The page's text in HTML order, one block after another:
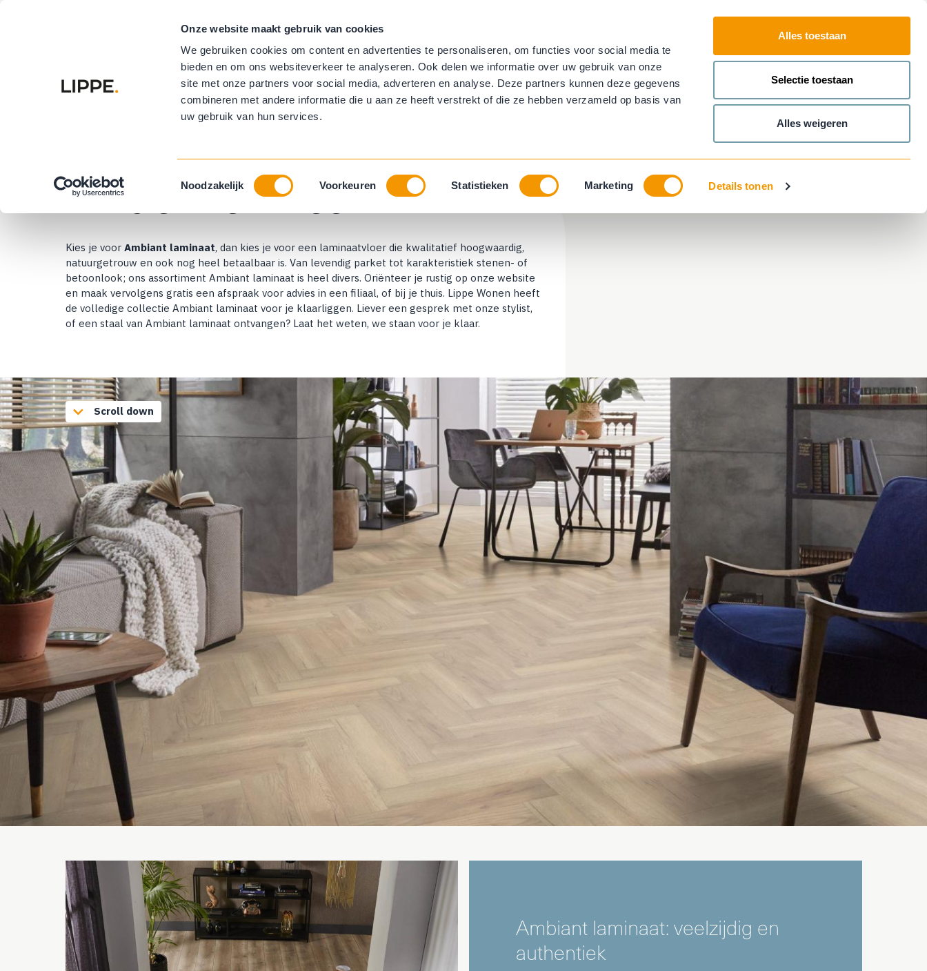
Onze website maakt gebruik van cookies
We gebruiken cookies om content en advertenties te personaliseren, om functies voor social media te
bieden en om ons websiteverkeer te analyseren. Ook delen we informatie over uw gebruik van onze
site met onze partners voor social media, adverteren en analyse. Deze partners kunnen deze gegevens
combineren met andere informatie die u aan ze heeft verstrekt of die ze hebben verzameld op basis van
uw gebruik van hun services.
Toestemmingsselectie
Noodzakelijk Voorkeuren Statistieken Marketing Details tonen
Alles toestaan
Selectie toestaan
Alles weigeren
menu
Buitenzonwering Horren
Plan nu je
afspraak!
Contact
Ambiant laminaat
Kies je voor Ambiant laminaat, dan kies je voor een laminaatvloer die kwalitatief hoogwaardig,
natuurgetrouw en ook nog heel betaalbaar is. Van levendig parket tot karakteristiek stenen- of
betoonlook; ons assortiment Ambiant laminaat is heel divers. Oriënteer je rustig op onze website
en maak vervolgens gratis een afspraak voor advies in een filiaal, of bij je thuis. Lippe Wonen heeft
de volledige collectie Ambiant laminaat voor je klaarliggen. Liever een gesprek met onze stylist,
of een staal van Ambiant laminaat ontvangen? Laat het weten, we staan voor je klaar.
Scroll down
Ambiant laminaat: veelzijdig en
authentiek